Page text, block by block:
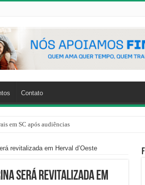
Contato
em SC após audiências
revitalizada em Herval d’Oeste
será revitalizada em